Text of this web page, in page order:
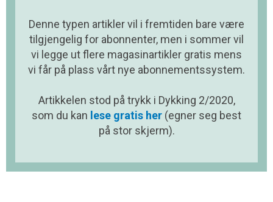
Denne typen artikler vil i fremtiden bare være
tilgjengelig for abonnenter, men i sommer vil
vi legge ut flere magasinartikler gratis mens
vi får på plass vårt nye abonnementssystem.
Artikkelen stod på trykk i Dykking 2/2020,
som du kan lese gratis her (egner seg best
på stor skjerm).